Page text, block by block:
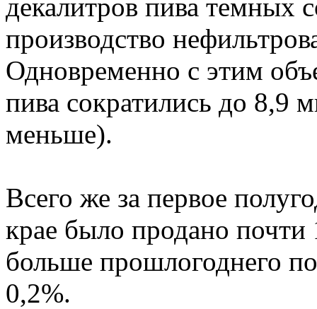
декалитров пива темных
производство
Одновременно с этим
пива сократились до 8,9
меньше).
Всего же за первое
крае было продано почти
больше прошлогоднего
0,2%.